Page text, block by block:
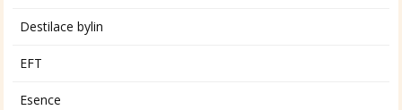
Destilace bylin
EFT
Esence